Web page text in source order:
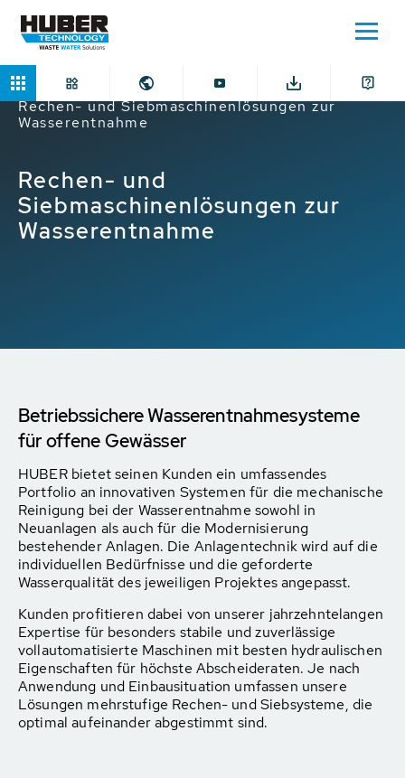
Home Anwendungen
Wasserentnahme
Rechen- und Siebmaschinenlösungen zur
Wasserentnahme
Rechen- und
Siebmaschinenlösungen zur
Wasserentnahme
Betriebssichere Wasserentnahmesysteme
für offene Gewässer
HUBER bietet seinen Kunden ein umfassendes
Portfolio an innovativen Systemen für die mechanische
Reinigung bei der Wasserentnahme sowohl in
Neuanlagen als auch für die Modernisierung
bestehender Anlagen. Die Anlagentechnik wird auf die
individuellen Bedürfnisse und die geforderte
Wasserqualität des jeweiligen Projektes angepasst.
Kunden profitieren dabei von unserer jahrzehntelangen
Expertise für besonders stabile und zuverlässige
vollautomatisierte Maschinen mit besten hydraulischen
Eigenschaften für höchste Abscheideraten. Je nach
Anwendung und Einbausituation umfassen unsere
Lösungen mehrstufige Rechen- und Siebsysteme, die
optimal aufeinander abgestimmt sind.